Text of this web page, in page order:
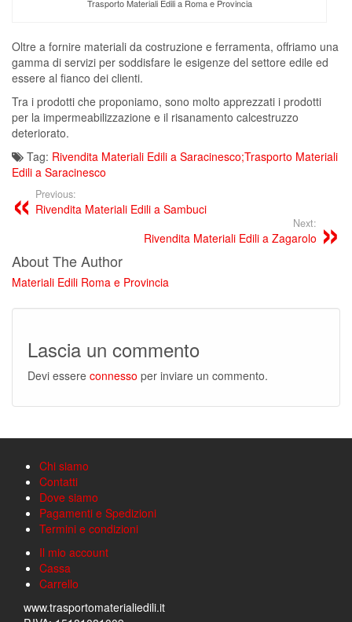
Trasporto Materiali Edili a Roma e Provincia
Oltre a fornire materiali da costruzione e ferramenta, offriamo una
gamma di servizi per soddisfare le esigenze del settore edile ed
essere al fianco dei clienti.
Tra i prodotti che proponiamo, sono molto apprezzati i prodotti
per la impermeabilizzazione e il risanamento calcestruzzo
deteriorato.
Tag: Rivendita Materiali Edili a Saracinesco;Trasporto Materiali
Edili a Saracinesco
Previous:
Rivendita Materiali Edili a Sambuci
Next:
Rivendita Materiali Edili a Zagarolo
About The Author
Materiali Edili Roma e Provincia
Lascia un commento
Devi essere connesso per inviare un commento.
Chi siamo
Contatti
Dove siamo
Pagamenti e Spedizioni
Termini e condizioni
Il mio account
Cassa
Carrello
www.trasportomaterialiedili.it